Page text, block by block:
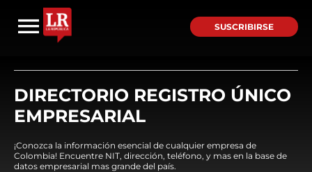
SUSCRIBIRSE
DIRECTORIO REGISTRO ÚNICO
EMPRESARIAL
¡Conozca la información esencial de cualquier empresa de
Colombia! Encuentre NIT, dirección, teléfono, y mas en la base de
datos empresarial mas grande del país.